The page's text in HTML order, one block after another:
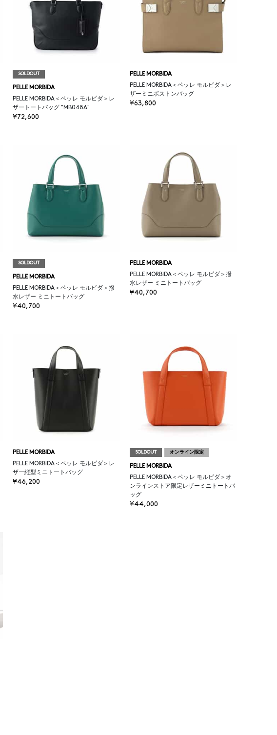
SOLDOUT
PELLE MORBIDA
PELLE MORBIDA＜ペッレ モルビダ＞レ
ザートートバッグ "MB048A"
¥72,600
PELLE MORBIDA
PELLE MORBIDA＜ペッレ モルビダ＞レ
ザーミニボストンバッグ
¥63,800
SOLDOUT
PELLE MORBIDA
PELLE MORBIDA＜ペッレ モルビダ＞撥
水レザー ミニトートバッグ
¥40,700
PELLE MORBIDA
PELLE MORBIDA＜ペッレ モルビダ＞撥
水レザー ミニトートバッグ
¥40,700
PELLE MORBIDA
PELLE MORBIDA＜ペッレ モルビダ＞レ
ザー縦型ミニトートバッグ
¥46,200
SOLDOUT オンライン限定
PELLE MORBIDA
PELLE MORBIDA＜ペッレ モルビダ＞オ
ンラインストア限定レザーミニトートバ
ッグ
¥44,000